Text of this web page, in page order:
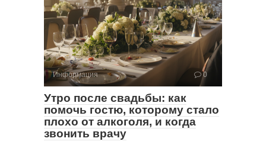
Информация 0
Утро после свадьбы: как
помочь гостю, которому стало
плохо от алкоголя, и когда
звонить врачу